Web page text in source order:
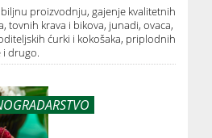
proizvodnju, gajenje kvalitetnih
tovnih krava i bikova, junadi, ovaca,
ćurki i kokošaka, priplodnih
i drugo.